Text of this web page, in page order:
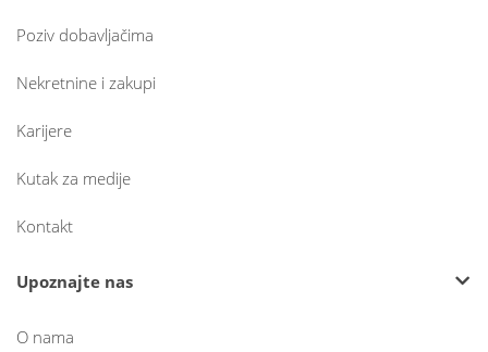
Poziv dobavljačima
Nekretnine i zakupi
Karijere
Kutak za medije
Kontakt
Upoznajte nas
O nama